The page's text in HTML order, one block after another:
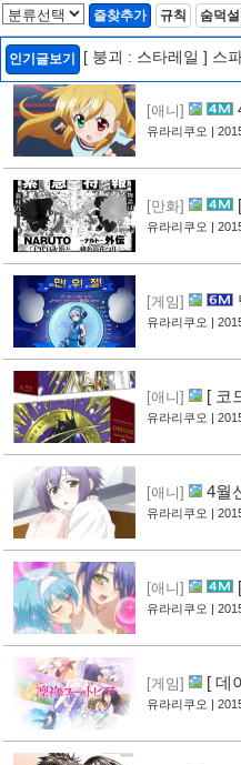
즐찾추가 규칙 숨덕
인기글보기 [ 붕괴 : 스타레일 ] 스
[애니]
노하 ViVid ]
유라리쿠오 |
[만화]
신간목록 표
유라리쿠오 |
[게임]
트 [63]
유라리쿠오 |
[애니]
[ 코
CM 영상 + [
유라리쿠오 |
[애니]
4월
PV 영상 공
유라리쿠오 |
[애니]
작 결정 +
유라리쿠오 |
[게임]
[ 데
PV 영상 공
유라리쿠오 |